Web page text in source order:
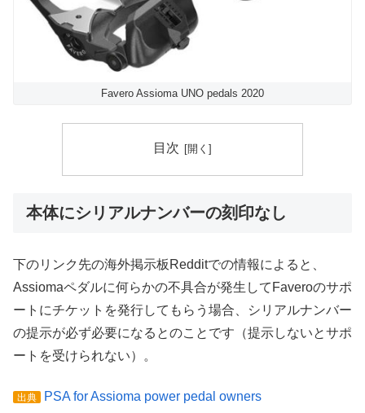
Favero Assioma UNO pedals 2020
目次
本体にシリアルナンバーの刻印なし
下のリンク先の海外掲示板Redditでの情報によると、
Assiomaペダルに何らかの不具合が発生してFaveroのサポ
ートにチケットを発行してもらう場合、シリアルナンバー
の提示が必ず必要になるとのことです（提示しないとサポ
ートを受けられない）。
出典 PSA for Assioma power pedal owners